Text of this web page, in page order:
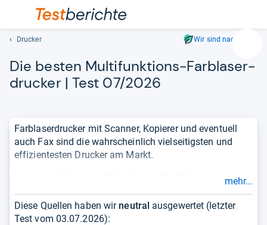
Geben
ein.
und
lassen
sich
Drucker Wir sind nachhaltig
Die bes­ten Mul­ti­funk­ti­ons-​Farbla­ser­
dru­cker | Test 07/2026
Farblaserdrucker mit Scanner, Kopierer und eventuell
auch Fax sind die wahrscheinlich vielseitigsten und
effizientesten Drucker am Markt.
übersichtlichen und aktuellenBestenlistefür Sie bereit.
Damit Sie sich einen vollständigen und objektiven
mehr...
Diese Quellen haben wir neutral ausgewertet (letzter
Test vom 03.07.2026):